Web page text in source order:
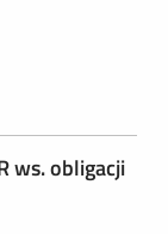
ws. obligacji